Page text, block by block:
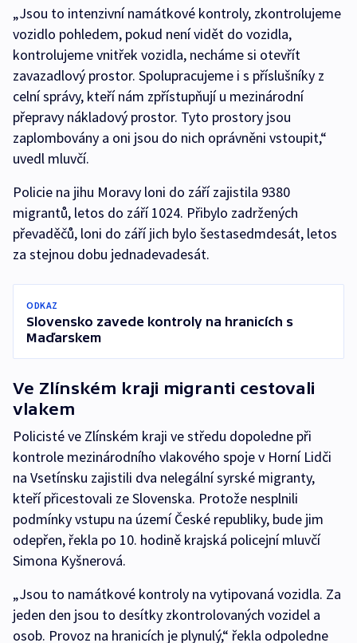
„Jsou to intenzivní namátkové kontroly, zkontrolujeme
vozidlo pohledem, pokud není vidět do vozidla,
kontrolujeme vnitřek vozidla, necháme si otevřít
zavazadlový prostor. Spolupracujeme i s příslušníky z
celní správy, kteří nám zpřístupňují u mezinárodní
přepravy nákladový prostor. Tyto prostory jsou
zaplombovány a oni jsou do nich oprávněni vstoupit,“
uvedl mluvčí.
Policie na jihu Moravy loni do září zajistila 9380
migrantů, letos do září 1024. Přibylo zadržených
převaděčů, loni do září jich bylo šestasedmdesát, letos
za stejnou dobu jednadevadesát.
ODKAZ
Slovensko zavede kontroly na hranicích s
Maďarskem
Ve Zlínském kraji migranti cestovali
vlakem
Policisté ve Zlínském kraji ve středu dopoledne při
kontrole mezinárodního vlakového spoje v Horní Lidči
na Vsetínsku zajistili dva nelegální syrské migranty,
kteří přicestovali ze Slovenska. Protože nesplnili
podmínky vstupu na území České republiky, bude jim
odepřen, řekla po 10. hodině krajská policejní mluvčí
Simona Kyšnerová.
„Jsou to namátkové kontroly na vytipovaná vozidla. Za
jeden den jsou to desítky zkontrolovaných vozidel a
osob. Provoz na hranicích je plynulý,“ řekla odpoledne